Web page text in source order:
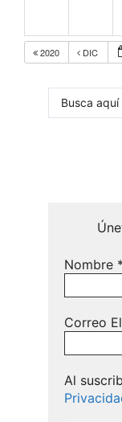
2020 DIC
Nombre *
Correo
Al